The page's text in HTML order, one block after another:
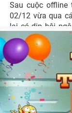
Sau cuộc
02/12 vừa qua
lại có dịp hội
Anh.